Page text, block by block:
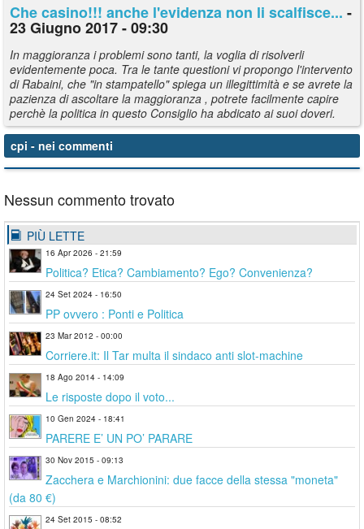
Che casino!!! anche l'evidenza non li scalfisce... -
23 Giugno 2017 - 09:30
In maggioranza i problemi sono tanti, la voglia di risolverli
evidentemente poca. Tra le tante questioni vi propongo l'intervento
di Rabaini, che "in stampatello" spiega un illegittimità e se avrete la
pazienza di ascoltare la maggioranza , potrete facilmente capire
perchè la politica in questo Consiglio ha abdicato ai suoi doveri.
cpi - nei commenti
Nessun commento trovato
PIÙ LETTE
16 Apr 2026 - 21:59
Politica? Etica? Cambiamento? Ego? Convenienza?
24 Set 2024 - 16:50
PP ovvero : Ponti e Politica
23 Mar 2012 - 00:00
Corriere.it: Il Tar multa il sindaco anti slot-machine
18 Ago 2014 - 14:09
Le risposte dopo il voto...
10 Gen 2024 - 18:41
PARERE E’ UN PO’ PARARE
30 Nov 2015 - 09:13
Zacchera e Marchionini: due facce della stessa "moneta"
(da 80 €)
24 Set 2015 - 08:52